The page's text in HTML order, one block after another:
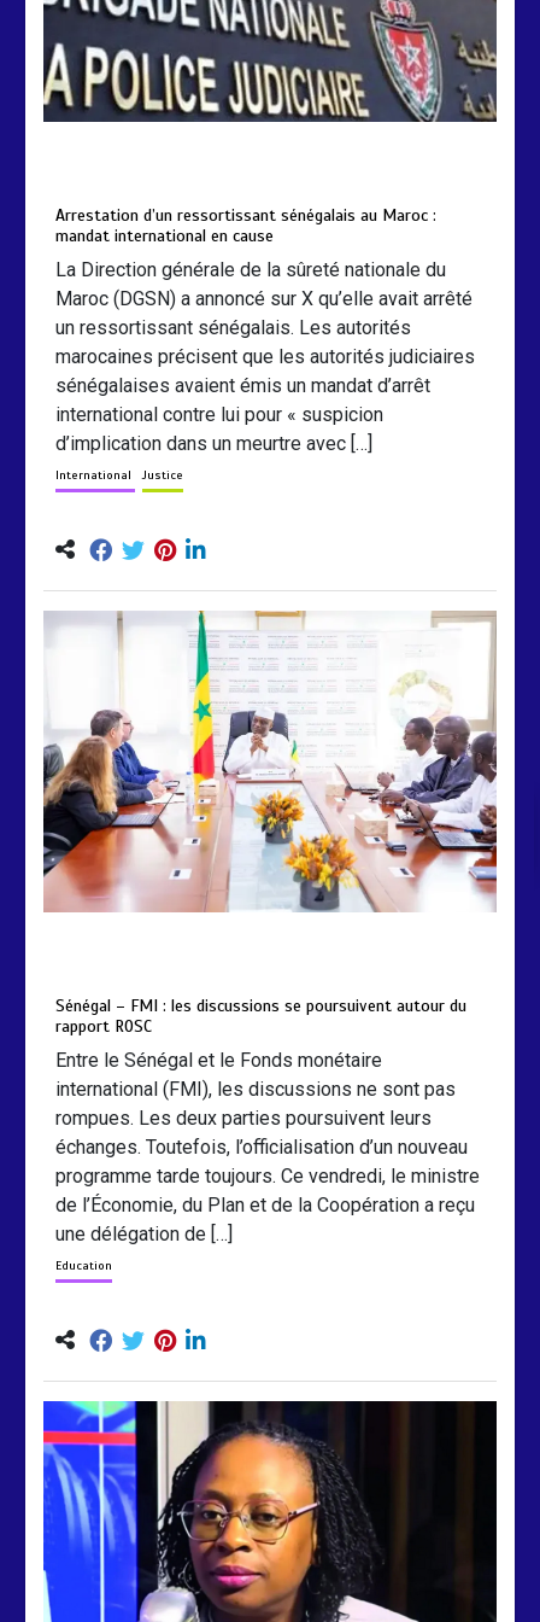
Arrestation d’un ressortissant sénégalais au Maroc :
mandat international en cause
La Direction générale de la sûreté nationale du
Maroc (DGSN) a annoncé sur X qu’elle avait arrêté
un ressortissant sénégalais. Les autorités
marocaines précisent que les autorités judiciaires
sénégalaises avaient émis un mandat d’arrêt
international contre lui pour « suspicion
d’implication dans un meurtre avec […]
International Justice
Sénégal – FMI : les discussions se poursuivent autour du
rapport ROSC
Entre le Sénégal et le Fonds monétaire
international (FMI), les discussions ne sont pas
rompues. Les deux parties poursuivent leurs
échanges. Toutefois, l’officialisation d’un nouveau
programme tarde toujours. Ce vendredi, le ministre
de l’Économie, du Plan et de la Coopération a reçu
une délégation de […]
Education